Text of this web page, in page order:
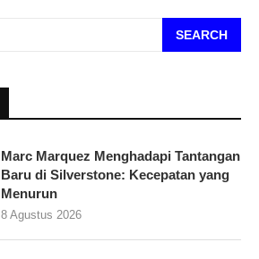
SEARCH
Marc Marquez Menghadapi Tantangan
Baru di Silverstone: Kecepatan yang
Menurun
8 Agustus 2026